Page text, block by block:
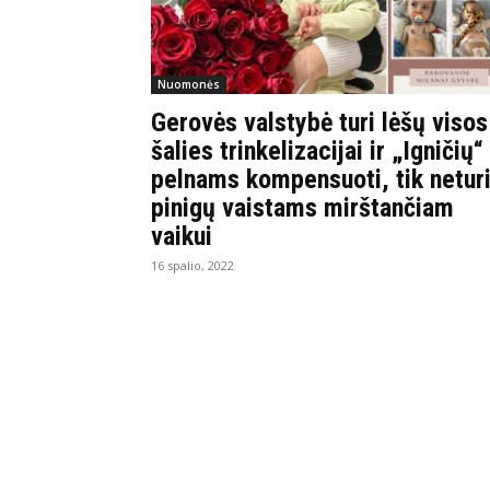
Nuomonės
Gerovės valstybė turi lėšų visos
šalies trinkelizacijai ir „Igničių“
pelnams kompensuoti, tik neturi
pinigų vaistams mirštančiam
vaikui
16 spalio, 2022